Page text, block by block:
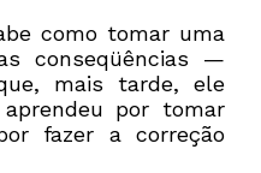
como tomar uma
conseqüências —
mais tarde, ele
por tomar
fazer a correção